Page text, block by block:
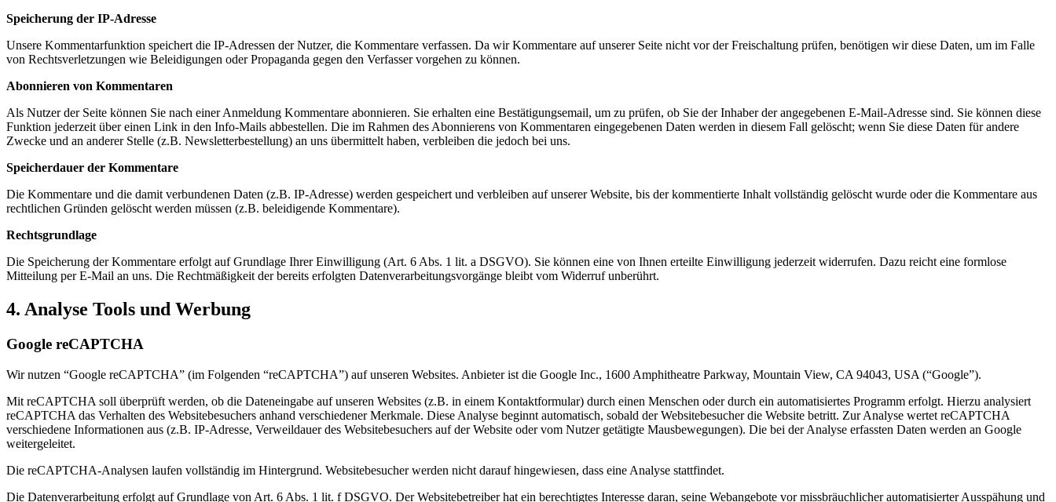
Speicherung der IP-Adresse
Unsere Kommentarfunktion speichert die IP-Adressen der Nutzer, die Kommentare verfassen. Da wir Kommentare auf unserer Seite nicht vor der Freischaltung prüfen, benötigen wir diese Daten, um im Falle
von Rechtsverletzungen wie Beleidigungen oder Propaganda gegen den Verfasser vorgehen zu können.
Abonnieren von Kommentaren
Als Nutzer der Seite können Sie nach einer Anmeldung Kommentare abonnieren. Sie erhalten eine Bestätigungsemail, um zu prüfen, ob Sie der Inhaber der angegebenen E-Mail-Adresse sind. Sie können diese
Funktion jederzeit über einen Link in den Info-Mails abbestellen. Die im Rahmen des Abonnierens von Kommentaren eingegebenen Daten werden in diesem Fall gelöscht; wenn Sie diese Daten für andere
Zwecke und an anderer Stelle (z.B. Newsletterbestellung) an uns übermittelt haben, verbleiben die jedoch bei uns.
Speicherdauer der Kommentare
Die Kommentare und die damit verbundenen Daten (z.B. IP-Adresse) werden gespeichert und verbleiben auf unserer Website, bis der kommentierte Inhalt vollständig gelöscht wurde oder die Kommentare aus
rechtlichen Gründen gelöscht werden müssen (z.B. beleidigende Kommentare).
Rechtsgrundlage
Die Speicherung der Kommentare erfolgt auf Grundlage Ihrer Einwilligung (Art. 6 Abs. 1 lit. a DSGVO). Sie können eine von Ihnen erteilte Einwilligung jederzeit widerrufen. Dazu reicht eine formlose
Mitteilung per E-Mail an uns. Die Rechtmäßigkeit der bereits erfolgten Datenverarbeitungsvorgänge bleibt vom Widerruf unberührt.
4. Analyse Tools und Werbung
Google reCAPTCHA
Wir nutzen “Google reCAPTCHA” (im Folgenden “reCAPTCHA”) auf unseren Websites. Anbieter ist die Google Inc., 1600 Amphitheatre Parkway, Mountain View, CA 94043, USA (“Google”).
Mit reCAPTCHA soll überprüft werden, ob die Dateneingabe auf unseren Websites (z.B. in einem Kontaktformular) durch einen Menschen oder durch ein automatisiertes Programm erfolgt. Hierzu analysiert
reCAPTCHA das Verhalten des Websitebesuchers anhand verschiedener Merkmale. Diese Analyse beginnt automatisch, sobald der Websitebesucher die Website betritt. Zur Analyse wertet reCAPTCHA
verschiedene Informationen aus (z.B. IP-Adresse, Verweildauer des Websitebesuchers auf der Website oder vom Nutzer getätigte Mausbewegungen). Die bei der Analyse erfassten Daten werden an Google
weitergeleitet.
Die reCAPTCHA-Analysen laufen vollständig im Hintergrund. Websitebesucher werden nicht darauf hingewiesen, dass eine Analyse stattfindet.
Die Datenverarbeitung erfolgt auf Grundlage von Art. 6 Abs. 1 lit. f DSGVO. Der Websitebetreiber hat ein berechtigtes Interesse daran, seine Webangebote vor missbräuchlicher automatisierter Ausspähung und